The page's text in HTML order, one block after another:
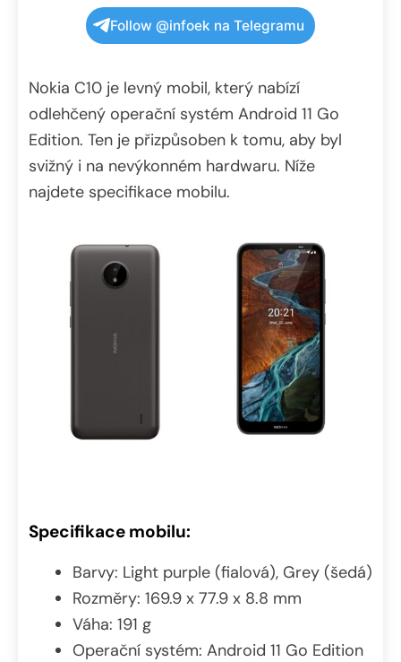
Follow @infoek na Telegramu
Nokia C10 je levný mobil, který nabízí
odlehčený operační systém Android 11 Go
Edition. Ten je přizpůsoben k tomu, aby byl
svižný i na nevýkonném hardwaru. Níže
najdete specifikace mobilu.
Specifikace mobilu:
Barvy: Light purple (fialová), Grey (šedá)
Rozměry: 169.9 x 77.9 x 8.8 mm
Váha: 191 g
Operační systém: Android 11 Go Edition